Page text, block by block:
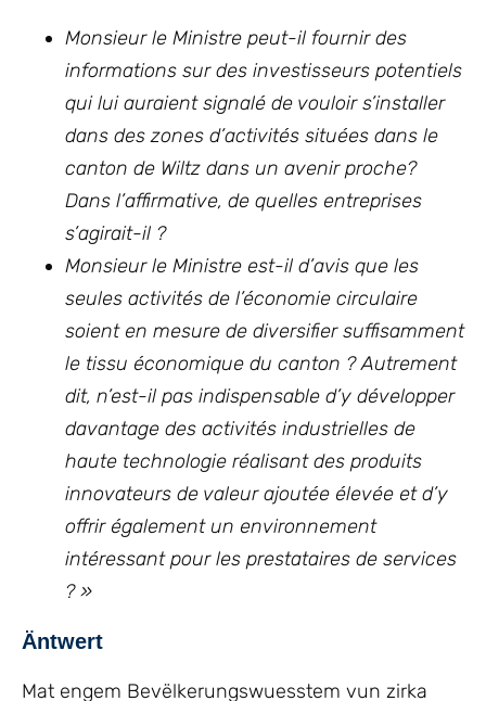
Monsieur le Ministre peut-il fournir des
informations sur des investisseurs potentiels
qui lui auraient signalé de vouloir s’installer
dans des zones d’activités situées dans le
canton de Wiltz dans un avenir proche?
Dans l’affirmative, de quelles entreprises
s’agirait-il ?
Monsieur le Ministre est-il d’avis que les
seules activités de l’économie circulaire
soient en mesure de diversifier suffisamment
le tissu économique du canton ? Autrement
dit, n’est-il pas indispensable d’y développer
davantage des activités industrielles de
haute technologie réalisant des produits
innovateurs de valeur ajoutée élevée et d’y
offrir également un environnement
intéressant pour les prestataires de services
? »
Äntwert
Mat engem Bevëlkerungswuesstem vun zirka